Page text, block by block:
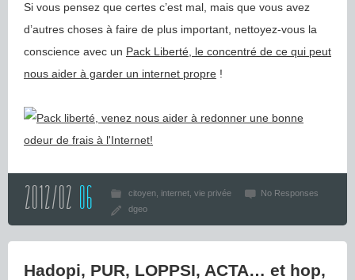
Si vous pensez que certes c’est mal, mais que vous avez
d’autres choses à faire de plus important, nettoyez-vous la
conscience avec un Pack Liberté, le concentré de ce qui peut
nous aider à garder un internet propre !
2012/02 06 citoyen internet vie privée
No Responses
dgeo
Hadopi, PUR, LOPPSI, ACTA… et hop,